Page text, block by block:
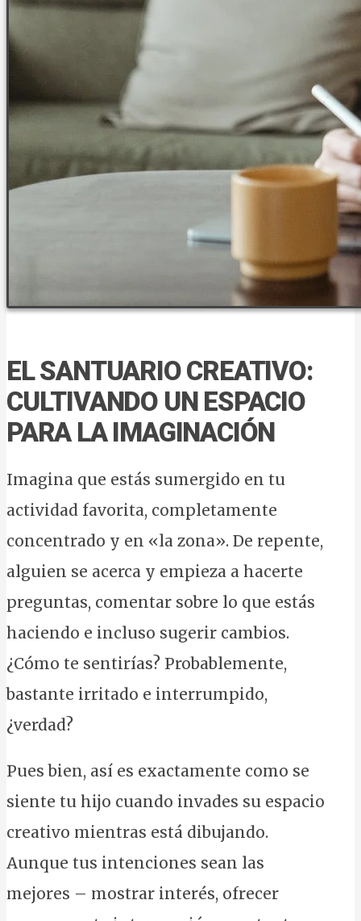
EL SANTUARIO CREATIVO:
CULTIVANDO UN ESPACIO
PARA LA IMAGINACIÓN
Imagina que estás sumergido en tu
actividad favorita, completamente
concentrado y en «la zona». De repente,
alguien se acerca y empieza a hacerte
preguntas, comentar sobre lo que estás
haciendo e incluso sugerir cambios.
¿Cómo te sentirías? Probablemente,
bastante irritado e interrumpido,
¿verdad?
Pues bien, así es exactamente como se
siente tu hijo cuando invades su espacio
creativo mientras está dibujando.
Aunque tus intenciones sean las
mejores – mostrar interés, ofrecer